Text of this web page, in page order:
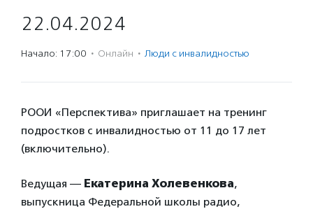
22.04.2024
Начало: 17:00 · Онлайн · Люди с инвалидностью
РООИ «Перспектива» приглашает на тренинг
подростков с инвалидностью от 11 до 17 лет
(включительно).
Ведущая — Екатерина Холевенкова,
выпускница Федеральной школы радио,